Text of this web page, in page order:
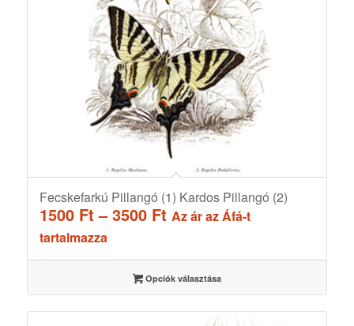
Fecskefarkú Pillangó (1) Kardos Pillangó (2)
1500 Ft – 3500 FtÁrtartomány:
3500 Ft
Az ár az Áfá-t
tartalmazza
Opciók választása